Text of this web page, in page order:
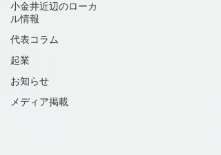
小金井近辺のローカ
ル情報
代表コラム
起業
お知らせ
メディア掲載